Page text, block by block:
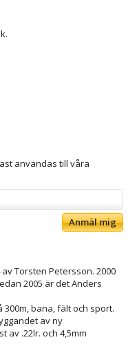
användas till våra
Anmäl mig
Torsten Petersson. 2000
2005 är det Anders
bana, fält och sport.
av ny
av .22lr. och 4,5mm